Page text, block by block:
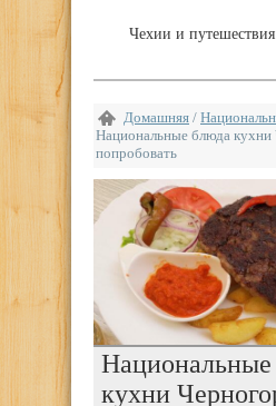
Чехии и путешествия
Домашняя /
Национальные блюда кухни
попробовать
Национальные
кухни